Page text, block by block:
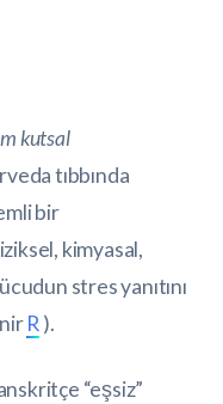
kutsal
tıbbında
bir
kimyasal,
stres yanıtını
R ).
“eşsiz”